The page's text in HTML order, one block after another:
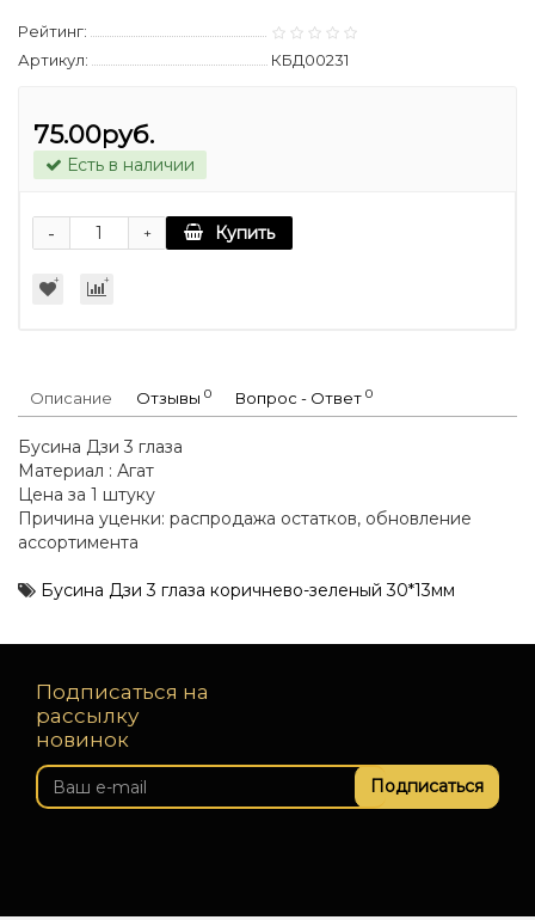
Рейтинг:
Артикул:
КБД00231
75.00руб.
Есть в наличии
+
- Купить
Описание Отзывы 0 Вопрос - Ответ 0
Бусина Дзи 3 глаза
Материал : Агат
Цена за 1 штуку
Причина уценки: распродажа остатков, обновление
ассортимента
Бусина Дзи 3 глаза коричнево-зеленый 30*13мм
Подписаться на
рассылку
новинок
Подписаться